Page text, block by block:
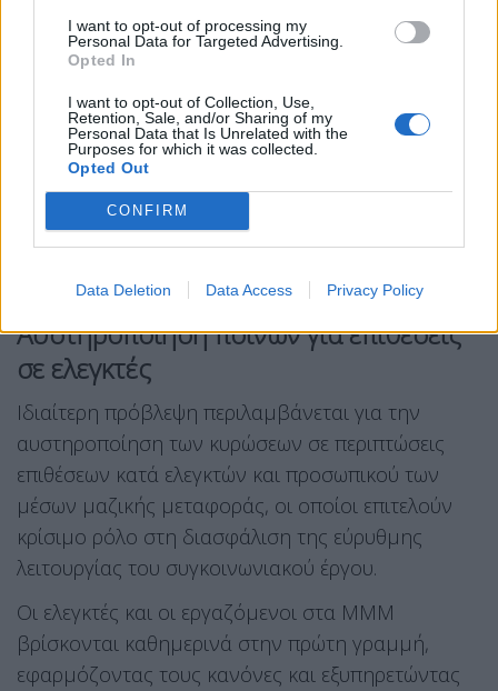
I want to opt-out of processing my
Personal Data for Targeted Advertising.
Opted In
I want to opt-out of Collection, Use,
Retention, Sale, and/or Sharing of my
Personal Data that Is Unrelated with the
Purposes for which it was collected.
Opted Out
CONFIRM
Data Deletion Data Access Privacy Policy
δυνατότητα μείωσης του προστίμου στο ήμισυ,
εφόσον ο παραβάτης προμηθευτεί κάρτα
κίνητρα συμμόρφωσης.
Στόχος των παρεμβάσεων είναι η περαιτέρω
μείωση της εισιτηριοδιαφυγής και η
αποκατάσταση ίσων όρων για όλους τους χρήστες
των μέσων μαζικής μεταφοράς, ώστε να πάψει η
αδικία εις βάρος των συνεπών επιβατών.
Αυστηροποίηση ποινών για επιθέσεις
σε ελεγκτές
Ιδιαίτερη πρόβλεψη περιλαμβάνεται για την
αυστηροποίηση των κυρώσεων σε περιπτώσεις
επιθέσεων κατά ελεγκτών και προσωπικού των
μέσων μαζικής μεταφοράς, οι οποίοι επιτελούν
κρίσιμο ρόλο στη διασφάλιση της εύρυθμης
λειτουργίας του συγκοινωνιακού έργου.
Οι ελεγκτές και οι εργαζόμενοι στα ΜΜΜ
βρίσκονται καθημερινά στην πρώτη γραμμή,
εφαρμόζοντας τους κανόνες και εξυπηρετώντας